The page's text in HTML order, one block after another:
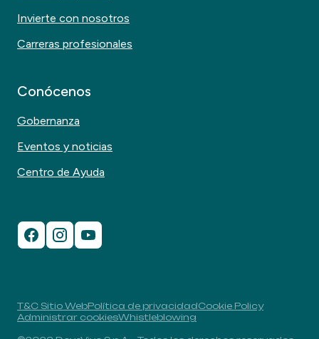
Invierte con nosotros
Carreras profesionales
Conócenos
Gobernanza
Eventos y noticias
Centro de Ayuda
T&C Sitio WebPolítica de privacidadCookie Policy
Administrar cookiesWhistleblowing